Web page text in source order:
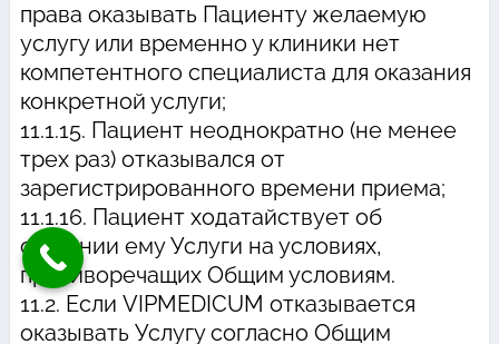
права оказывать Пациенту желаемую
услугу или временно у клиники нет
компетентного специалиста для оказания
конкретной услуги;
11.1.15. Пациент неоднократно (не менее
трех раз) отказывался от
зарегистрированного времени приема;
11.1.16. Пациент ходатайствует об
оказании ему Услуги на условиях,
противоречащих Общим условиям.
11.2. Если VIPMEDICUM отказывается
оказывать Услугу согласно Общим